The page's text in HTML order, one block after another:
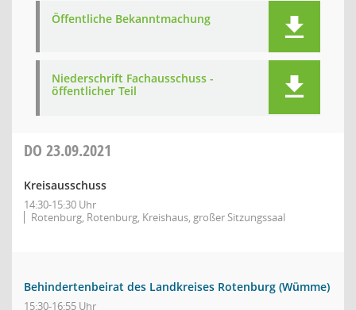
Öffentliche Bekanntmachung
Niederschrift Fachausschuss -
öffentlicher Teil
DO 23.09.2021
Kreisausschuss
14:30-15:30 Uhr
Rotenburg, Rotenburg, Kreishaus, großer Sitzungssaal
Behindertenbeirat des Landkreises Rotenburg (Wümme)
15:30-16:55 Uhr